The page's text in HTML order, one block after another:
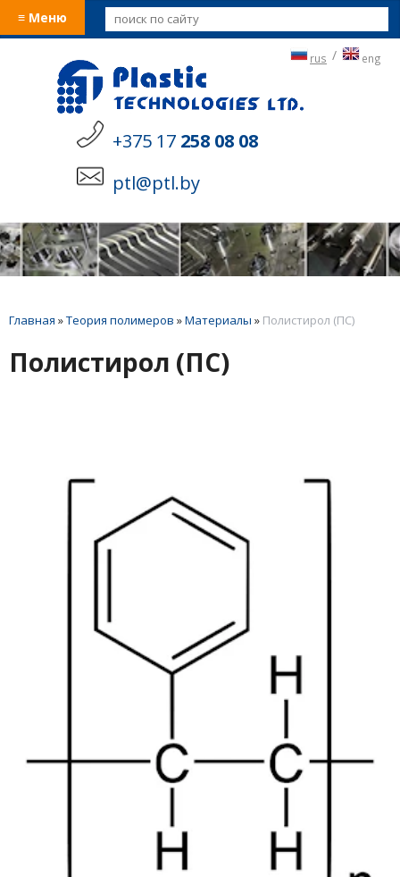
≡ Меню
rus / eng
+375 17 258 08 08
ptl@ptl.by
Главная »Теория полимеров »Материалы » Полистирол (ПС)
Полистирол (ПС)